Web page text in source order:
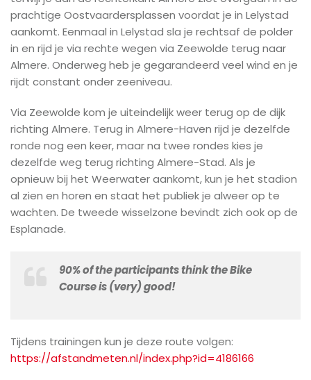
prachtige Oostvaardersplassen voordat je in Lelystad
aankomt. Eenmaal in Lelystad sla je rechtsaf de polder
in en rijd je via rechte wegen via Zeewolde terug naar
Almere. Onderweg heb je gegarandeerd veel wind en je
rijdt constant onder zeeniveau.
Via Zeewolde kom je uiteindelijk weer terug op de dijk
richting Almere. Terug in Almere-Haven rijd je dezelfde
ronde nog een keer, maar na twee rondes kies je
dezelfde weg terug richting Almere-Stad. Als je
opnieuw bij het Weerwater aankomt, kun je het stadion
al zien en horen en staat het publiek je alweer op te
wachten. De tweede wisselzone bevindt zich ook op de
Esplanade.
90% of the participants think the Bike
Course is (very) good!
Tijdens trainingen kun je deze route volgen:
https://afstandmeten.nl/index.php?id=4186166